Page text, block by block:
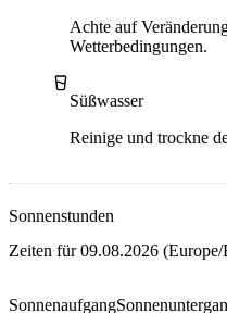
Achte auf
Wetterbedingungen.
Süßwasser
Reinige und trockne
Sonnenstunden
Zeiten für09.08.2026
Sonnenaufgang